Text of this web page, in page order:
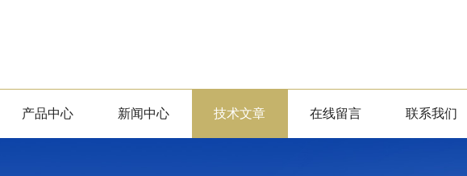
产品中心 新闻中心 技术文章 在线留言 联系我们